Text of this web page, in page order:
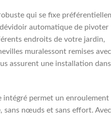
qui se fixe
automatique de pivoter
endroits de votre jardin,
muralessont remises avec
assurent une installation
intégré permet un enroulement
sans nœuds et sans effort.